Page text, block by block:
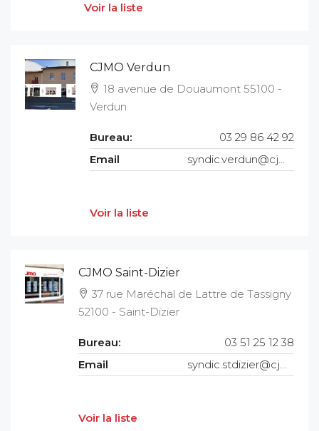
Voir la liste
CJMO Verdun
18 avenue de Douaumont 55100 -
Verdun
Bureau:
03 29 86 42 92
Email
syndic.verdun@cjmo.fr
Voir la liste
CJMO Saint-Dizier
37 rue Maréchal de Lattre de Tassigny
52100 - Saint-Dizier
Bureau:
03 51 25 12 38
Email
syndic.stdizier@cjmo.fr
Voir la liste